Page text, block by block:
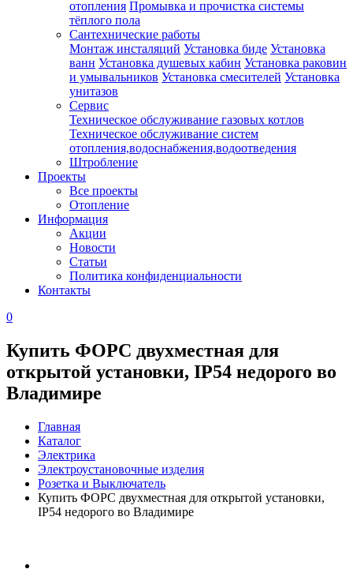
отопления Промывка и прочистка системы
тёплого пола
Сантехнические работы
Монтаж инсталяций Установка биде Установка
ванн Установка душевых кабин Установка раковин
и умывальников Установка смесителей Установка
унитазов
Сервис
Техническое обслуживание газовых котлов
Техническое обслуживание систем
отопления,водоснабжения,водоотведения
Штробление
Проекты
Все проекты
Отопление
Информация
Акции
Новости
Статьи
Политика конфиденциальности
Контакты
0
Купить ФОРС двухместная для
открытой установки, IP54 недорого во
Владимире
Главная
Каталог
Электрика
Электроустановочные изделия
Розетка и Выключатель
Купить ФОРС двухместная для открытой установки,
IP54 недорого во Владимире